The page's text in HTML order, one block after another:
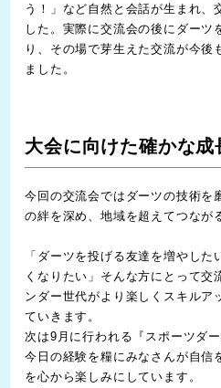
う！」など自然と会話が生まれ、
した。実際に交流会の後にダーツ
り、その場で芽生えた交流が今後
ました。
大会に向けた確かな成
今回の交流会ではダーツの技術を
の絆を深め、地域を超えてつなが
「ダーツを投げる友達を増やし
くなりたい」そんな方にとって交
ンダー世代がより楽しくスキルア
ていきます。
次は9月に行われる『スポーツダ
今日の経験を糧にみなさんが自信
を心から楽しみにしています。